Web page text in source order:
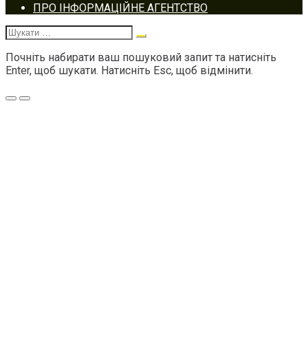
Footer
navigation
ПРО ІНФОРМАЦІЙНЕ АГЕНТСТВО
Шукати:
Почніть набирати ваш пошуковий запит та натисніть
Enter, щоб шукати. Натисніть Esc, щоб відмінити.
Меню